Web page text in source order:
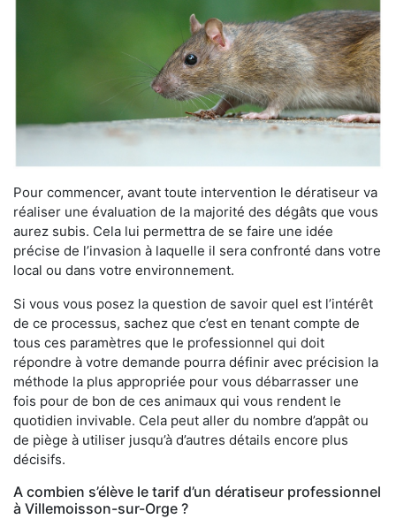
Pour commencer, avant toute intervention le dératiseur va
réaliser une évaluation de la majorité des dégâts que vous
aurez subis. Cela lui permettra de se faire une idée
précise de l’invasion à laquelle il sera confronté dans votre
local ou dans votre environnement.
Si vous vous posez la question de savoir quel est l’intérêt
de ce processus, sachez que c’est en tenant compte de
tous ces paramètres que le professionnel qui doit
répondre à votre demande pourra définir avec précision la
méthode la plus appropriée pour vous débarrasser une
fois pour de bon de ces animaux qui vous rendent le
quotidien invivable. Cela peut aller du nombre d’appât ou
de piège à utiliser jusqu’à d’autres détails encore plus
décisifs.
A combien s’élève le tarif d’un dératiseur professionnel
à Villemoisson-sur-Orge ?